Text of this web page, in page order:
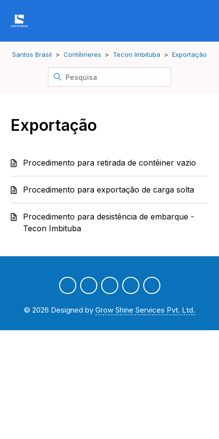
Santos Brasil Contêineres Tecon Imbituba Exportação
Exportação
Procedimento para retirada de contêiner vazio
Procedimento para exportação de carga solta
Procedimento para desistência de embarque -
Tecon Imbituba
© 2026 Designed by Grow Shine Services Pvt. Ltd.